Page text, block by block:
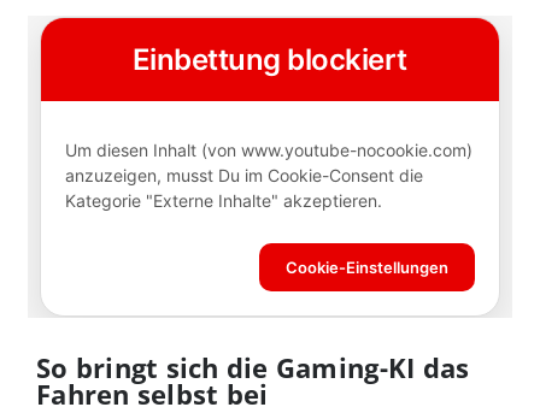
So bringt sich die Gaming-KI das
Fahren selbst bei